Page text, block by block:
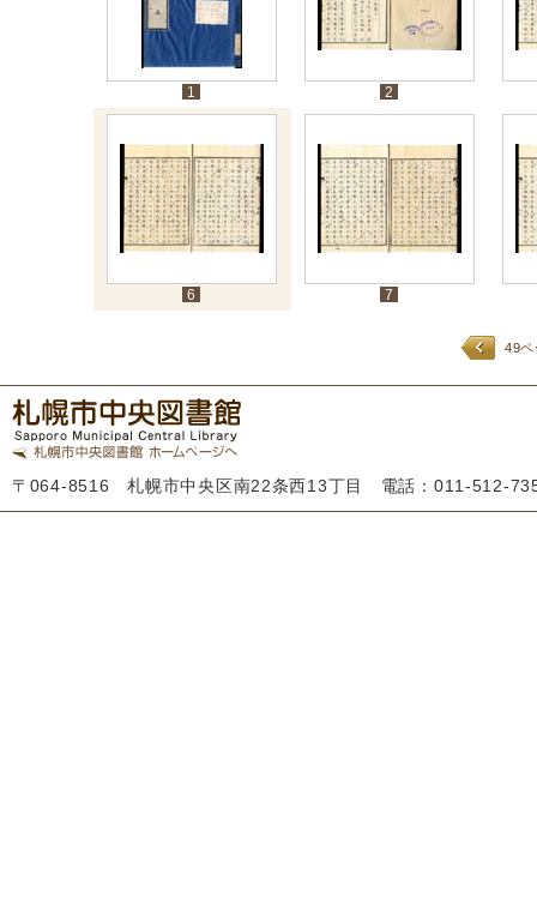
1 2
6 7
49ペ
〒064-8516 札幌市中央区南22条西13丁目 電話：011-512-